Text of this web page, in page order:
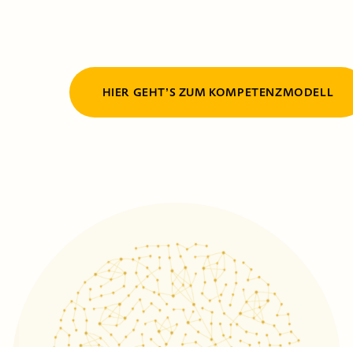
HIER GEHTʼS ZUM KOMPETENZMODELL